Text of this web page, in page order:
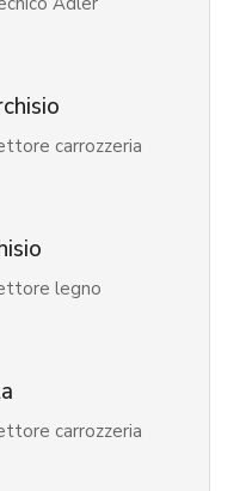
carrozzeria
legno
carrozzeria